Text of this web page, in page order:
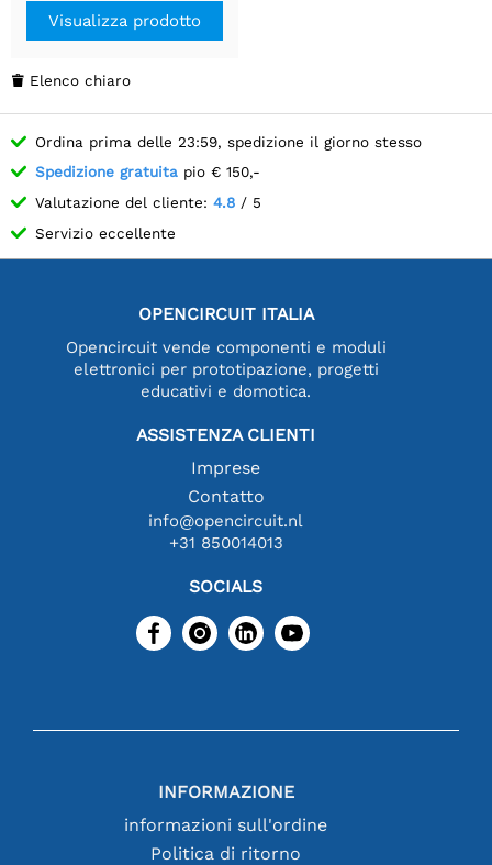
con legame ottico.
Visualizza prodotto
 Elenco chiaro
Ordina prima delle 23:59, spedizione il giorno stesso
Spedizione gratuita pio € 150,-
Valutazione del cliente: 4.8 / 5
Servizio eccellente
OPENCIRCUIT ITALIA
Opencircuit vende componenti e moduli
elettronici per prototipazione, progetti
educativi e domotica.
ASSISTENZA CLIENTI
Imprese
Contatto
info@opencircuit.nl
+31 850014013
SOCIALS
INFORMAZIONE
informazioni sull'ordine
Politica di ritorno